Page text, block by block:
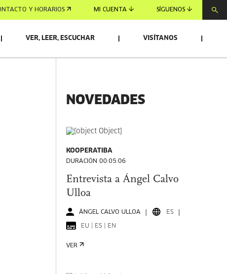
Y HORARIOS MI CUENTA SÍGUENOS
VER, LEER, ESCUCHAR VISÍTANOS
NOVEDADES
KOOPERATIBA
DURACIÓN 00:05:06
Entrevista a Ángel Calvo
Ulloa
ÁNGEL CALVO ULLOA ES
EU | ES | EN
VER